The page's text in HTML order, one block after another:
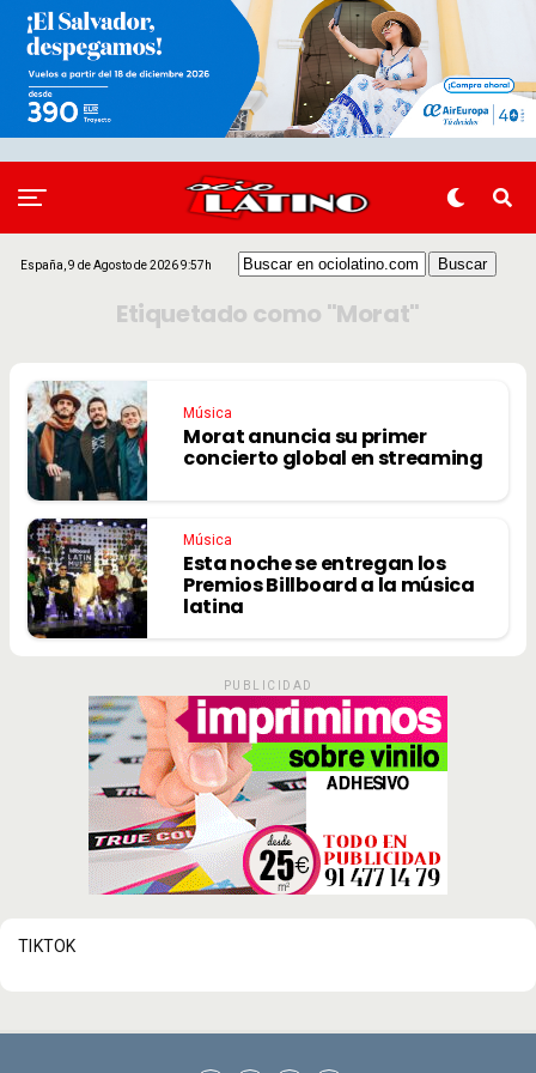
España, 9 de Agosto de 2026 9:57h
Etiquetado como "Morat"
Música
Morat anuncia su primer
concierto global en streaming
Música
Esta noche se entregan los
Premios Billboard a la música
latina
PUBLICIDAD
TIKTOK